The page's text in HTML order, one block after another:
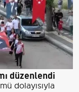
düzenlendi
dolayısıyla